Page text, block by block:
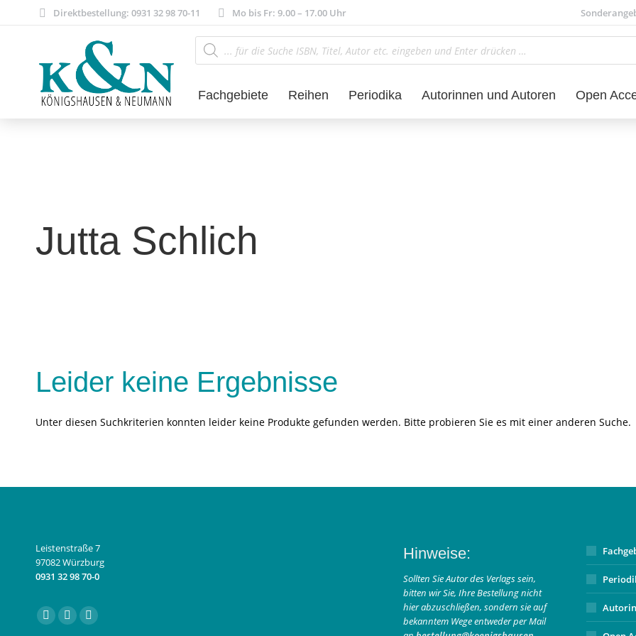
Direktbestellung: 0931 32 98 70-11 Mo bis Fr: 9.00 – 17.00 Uhr
Products
search
Fachgebiete Reihen Periodika Autorinnen und Autoren Open
Jutta Schlich
Leider keine Ergebnisse
Unter diesen Suchkriterien konnten leider keine Produkte gefunden werden. Bitte probieren Sie es mit einer anderen Suche.
Leistenstraße 7
97082 Würzburg
0931 32 98 70-0
Finden Sie uns auf:
FacebookInstagram
E-
Hinweise:
Sollten Sie Autor des Verlags sein,
bitten wir Sie, Ihre Bestellung nicht
hier abzuschließen, sondern sie auf
bekanntem Wege entweder per Mail